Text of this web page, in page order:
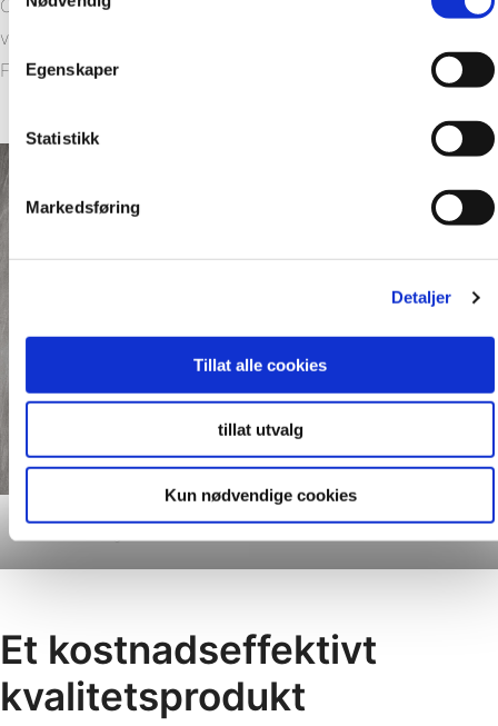
Egenskaper
Statistikk
Markedsføring
Detaljer
Tillat alle cookies
tillat utvalg
Kun nødvendige cookies
CO₂-regnestykket blir enda bedre hvis man gjenbruker
veggpanelene. Visste du forresten at estimert levetid på
Fibo sine veggpaneler er 30 år?
7969 Rough Wood M00
Et kostnadseffektivt
kvalitetsprodukt